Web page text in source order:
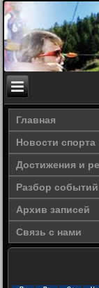
Главная
Новости спорта
Достижения и
Разбор событий
Архив записей
Связь с нами